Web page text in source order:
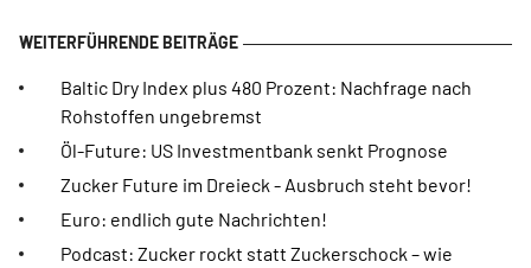
Baltic Dry Index plus 480 Prozent: Nachfrage nach
Rohstoffen ungebremst
Öl-Future: US Investmentbank senkt Prognose
Zucker Future im Dreieck - Ausbruch steht bevor!
Euro: endlich gute Nachrichten!
Podcast: Zucker rockt statt Zuckerschock – wie